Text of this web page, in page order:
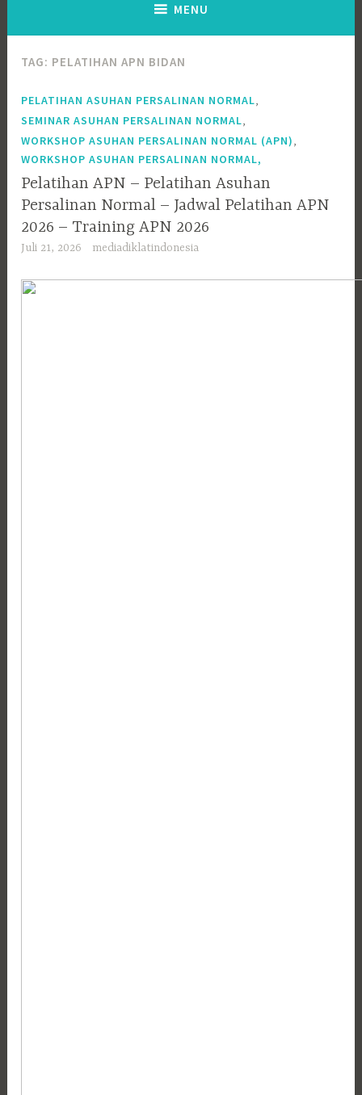
MENU
TAG: PELATIHAN APN BIDAN
PELATIHAN ASUHAN PERSALINAN NORMAL
SEMINAR ASUHAN PERSALINAN NORMAL
WORKSHOP ASUHAN PERSALINAN NORMAL (APN)
WORKSHOP ASUHAN PERSALINAN NORMAL,
Pelatihan APN – Pelatihan Asuhan
Persalinan Normal – Jadwal Pelatihan APN
2026 – Training APN 2026
Juli 21, 2026 mediadiklatindonesia